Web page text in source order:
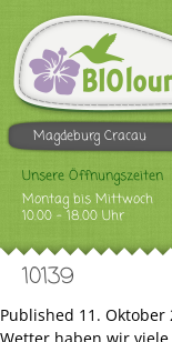
Magdeburg Cracau
Unsere Öffnungszeiten
Montag bis Mittwoch
10.00 - 18.00 Uhr
10139
Published 11. Oktober